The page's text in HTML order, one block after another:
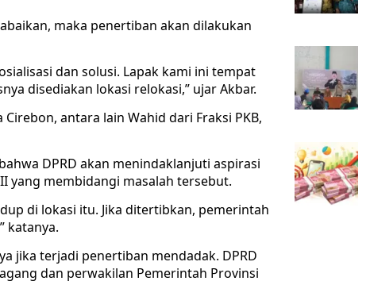
maka penertiban akan dilakukan
dan solusi. Lapak kami ini tempat
disediakan lokasi relokasi,” ujar Akbar.
antara lain Wahid dari Fraksi PKB,
DPRD akan menindaklanjuti aspirasi
yang membidangi masalah tersebut.
di lokasi itu. Jika ditertibkan, pemerintah
katanya.
jika terjadi penertiban mendadak. DPRD
dan perwakilan Pemerintah Provinsi